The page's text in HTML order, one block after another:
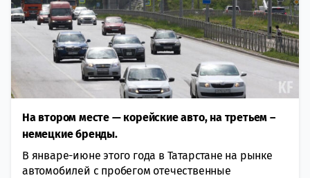
На втором месте — корейские авто, на третьем –
немецкие бренды.
В январе-июне этого года в Татарстане на рынке
автомобилей с пробегом отечественные